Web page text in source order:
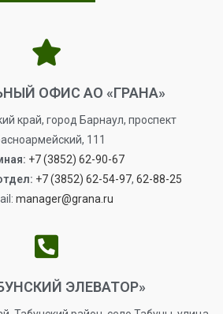
ОФИС АО «ГРАНА»
край, город Барнаул, проспект
111
+7 (3852) 62-90-67
+7 (3852) 62-54-97, 62-88-25
manager@grana.ru
ЭЛЕВАТОР»